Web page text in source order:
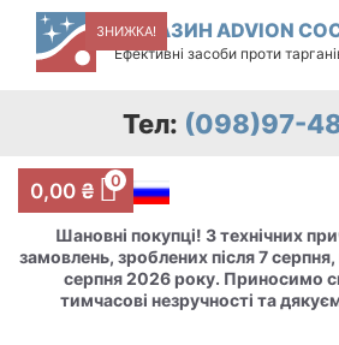
Перейти
вмісту
МАГАЗИН ADVION
Ефективні засоби проти
Тел: (098)97-
0,00 ₴ 0
Шановні покупці! З технічних
замовлень, зроблених після 7
серпня 2026 року. Приносимо
тимчасові незручності та
ЗНИЖКА!
ЗНИЖКА!
ЗНИЖКА!
ЗНИЖКА!
ЗНИЖКА!
ЗНИЖКА!
ЗНИЖКА!
ЗНИЖКА!
ЗНИЖКА!
ЗНИЖКА!
ЗНИЖКА!
ЗНИЖКА!
ЗНИЖКА!
ЗНИЖКА!
ЗНИЖКА!
ЗНИЖКА!